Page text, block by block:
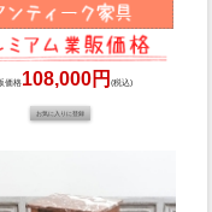
価格108,000円 (税込)